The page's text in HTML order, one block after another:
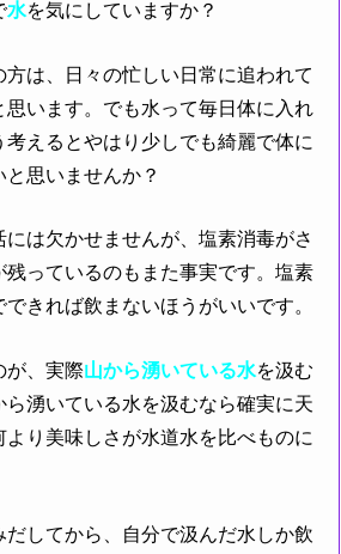
水を気にしていますか？
は、日々の忙しい日常に追われて
います。でも水って毎日体に入れ
えるとやはり少しでも綺麗で体に
思いませんか？
は欠かせませんが、塩素消毒がさ
っているのもまた事実です。塩素
きれば飲まないほうがいいです。
、実際山から湧いている水を汲む
湧いている水を汲むなら確実に天
り美味しさが水道水を比べものに
してから、自分で汲んだ水しか飲